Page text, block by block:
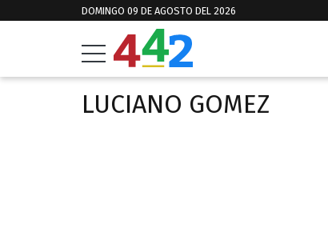
DOMINGO 09 DE AGOSTO DEL 2026
LUCIANO GOMEZ